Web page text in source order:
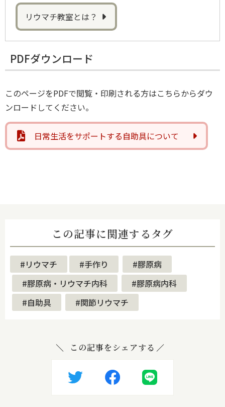
リウマチ教室とは？
PDFダウンロード
このページをPDFで閲覧・印刷される方はこちらからダウ
ンロードしてください。
日常生活をサポートする自助具について
この記事に関連するタグ
#リウマチ #手作り
#膠原病
#膠原病・リウマチ内科
#膠原病内科
#自助具
#関節リウマチ
この記事をシェアする